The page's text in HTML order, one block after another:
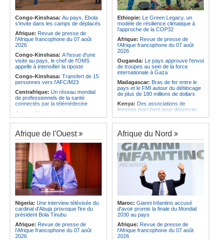
Afrique:L'Angola possède l'un des
régimes juridiques les plus complets
du continent
Afrique:AfroBasket U18 (F) - Le
Sénégal craque au 3e quart-temps
et s'incline face à la Tunisie (44-43)
Angola:La nouvelle loi renforce la
protection des institutions contre les
cyberattaques, selon Mário Oliveira
Angola:Le pays criminalise la
diffusion de fausses informations
sur Internet
Congo-Kinshasa: Au pays, Ebola
s'invite dans les camps de déplacés
Afrique: Revue de presse de
l'Afrique francophone du 07 août
2026
Congo-Kinshasa: A l'issue d'une
visite au pays, le chef de l'OMS
appelle à intensifier la riposte
Congo-Kinshasa: Transfert de 15
personnes vers l'AFC/M23
Centrafrique: Un réseau mondial
de professionnels de la santé
connectés par la télémédecine
Congo-Kinshasa: Ebola au pays -
Africa CDC mise sur les
communautés
Afrique Centrale:L'explosion de la
demande de viande de brousse
extermine la faune sauvage
Congo-Kinshasa:Après l'accord
avec une branche des FDLR, les
zones d'ombre persistent
Centrafrique: Un gendarme détenu
par le groupe armé AAKG retrouve
la liberté
Rome et Kigali discutent
d'une possible externalisation au
pays des procédures d'asile à
destination de l'Italie
Ethiopie: Le Green Legacy, un
modèle de résilience climatique à
l'approche de la COP32
Afrique: Revue de presse de
l'Afrique francophone du 07 août
2026
Ouganda: Le pays approuve l'envoi
de troupes au sein de la force
internationale à Gaza
Madagascar: Bras de fer entre le
pays et le FMI autour du déblocage
de plus de 180 millions de dollars
Kenya: Des associations de
femmes marchent pour dénoncer
Afrique:La CEA renforce les
capacités des parlementaires de
l'Afrique de l'Est
Congo-Kinshasa:
Après l'accord
avec une branche des FDLR, les
zones d'ombre persistent
Sud-Soudan:
Le pays à la croisée
des chemins, alerte l'ONU
Rwanda:Rome et Kigali discutent
d'une possible externalisation au
pays des procédures d'asile à
destination de l'Italie
Somalie:Le camp de Galkayo
frappé par une violente attaque des
Forces du Puntland
Afrique de l'Ouest
Nigeria: Une interview télévisée du
cardinal d'Abuja provoque l'ire du
président Bola Tinubu
Afrique: Revue de presse de
l'Afrique francophone du 07 août
2026
Afrique du Nord
Maroc: Gianni Infantino accusé
d'avoir promis la finale du Mondial
2030 au pays
Afrique: Revue de presse de
l'Afrique francophone du 07 août
2026